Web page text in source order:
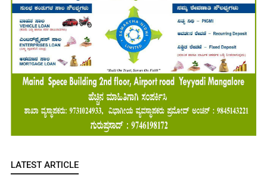
LATEST ARTICLE